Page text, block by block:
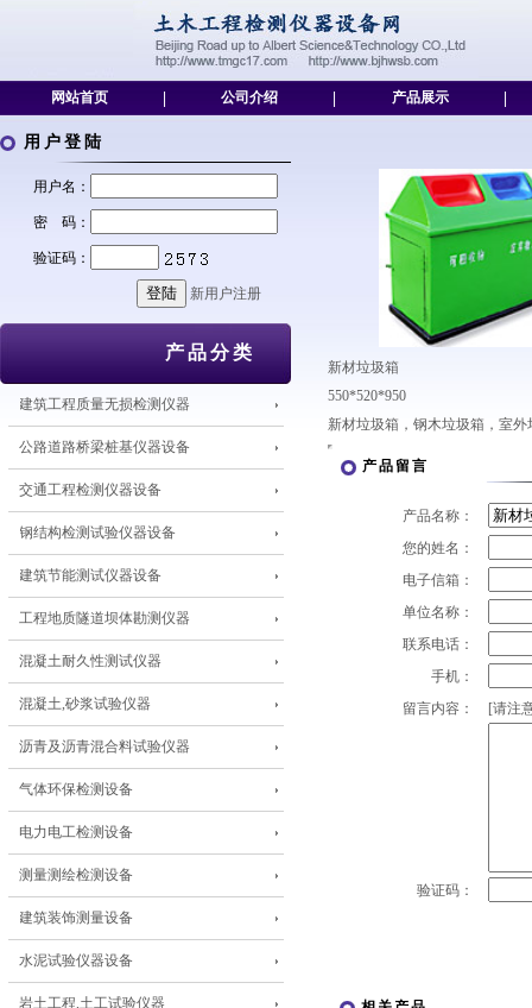
网站首页 公司介绍 产品展示
用户登陆
用户名：
密 码：
验证码：
新用户注册
产品分类
建筑工程质量无损检测仪器
公路道路桥梁桩基仪器设备
交通工程检测仪器设备
钢结构检测试验仪器设备
建筑节能测试仪器设备
工程地质隧道坝体勘测仪器
混凝土耐久性测试仪器
混凝土,砂浆试验仪器
沥青及沥青混合料试验仪器
气体环保检测设备
电力电工检测设备
测量测绘检测设备
建筑装饰测量设备
水泥试验仪器设备
岩土工程,土工试验仪器
新材垃圾箱
550*520*950
新材垃圾箱，钢木垃圾箱，室
产品留言
产品名称：
您的姓名：
电子信箱：
单位名称：
联系电话：
手机：
留言内容：
[请注
验证码：